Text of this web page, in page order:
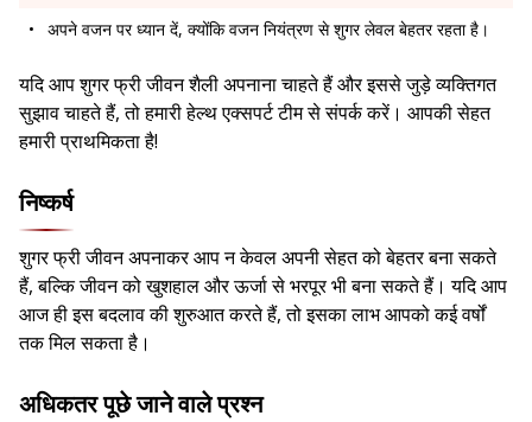
अपने वजन पर ध्यान दें, क्योंकि वजन नियंत्रण से शुगर लेवल बेहतर रहता है।
यदि आप शुगर फ्री जीवन शैली अपनाना चाहते हैं और इससे जुड़े व्यक्तिगत
सुझाव चाहते हैं, तो हमारी हेल्थ एक्सपर्ट टीम से संपर्क करें। आपकी सेहत
हमारी प्राथमिकता है!
निष्कर्ष
शुगर फ्री जीवन अपनाकर आप न केवल अपनी सेहत को बेहतर बना सकते
हैं, बल्कि जीवन को खुशहाल और ऊर्जा से भरपूर भी बना सकते हैं। यदि आप
आज ही इस बदलाव की शुरुआत करते हैं, तो इसका लाभ आपको कई वर्षों
तक मिल सकता है।
अधिकतर पूछे जाने वाले प्रश्न